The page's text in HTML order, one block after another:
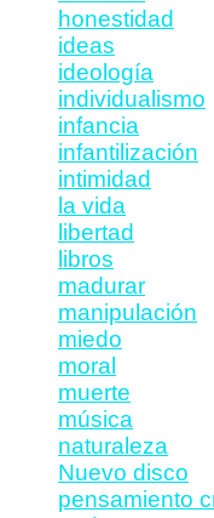
honestidad
ideas
ideología
individualismo
infancia
infantilización
intimidad
la vida
libertad
libros
madurar
manipulación
miedo
moral
muerte
música
naturaleza
Nuevo disco
pensamiento